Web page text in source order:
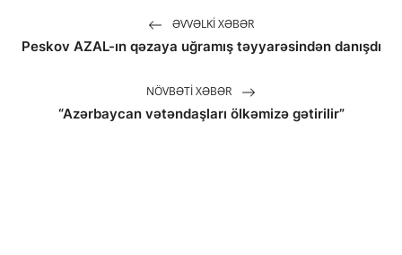
ƏVVƏLKI XƏBƏR
Peskov AZAL-ın qəzaya uğramış təyyarəsindən danışdı
NÖVBƏTI XƏBƏR
“Azərbaycan vətəndaşları ölkəmizə gətirilir”